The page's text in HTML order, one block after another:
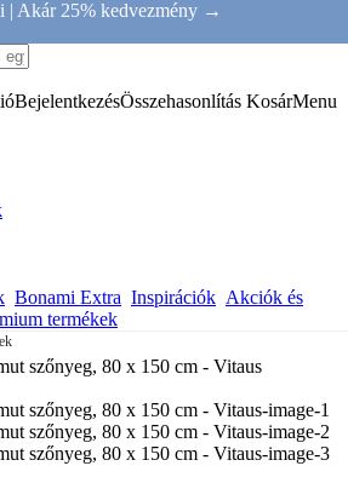
| Akár 25% kedvezmény →
BejelentkezésÖsszehasonlítás KosárMenu
Bonami Extra Inspirációk Akciók és
termékek